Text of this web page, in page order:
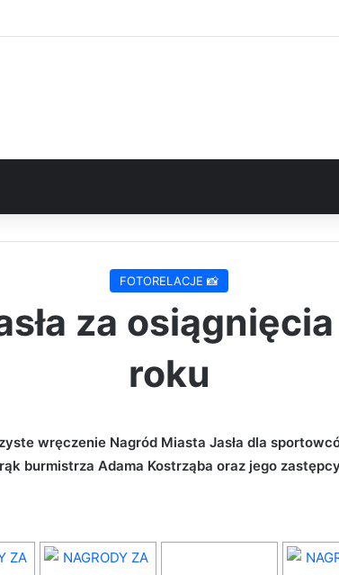
FOTORELACJE 📸
za
roku
wręczenie Nagród Miasta Jasła dla
burmistrza Adama Kostrząba oraz jego